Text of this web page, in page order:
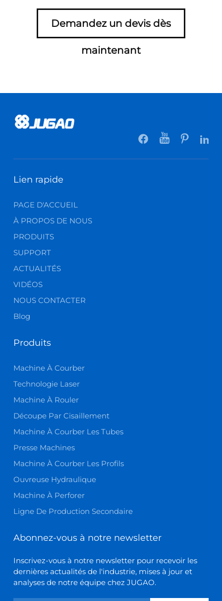
Demandez un devis dès
maintenant
Lien rapide
PAGE D'ACCUEIL
À PROPOS DE NOUS
PRODUITS
SUPPORT
ACTUALITÉS
VIDÉOS
NOUS CONTACTER
Blog
Produits
Machine À Courber
Technologie Laser
Machine À Rouler
Découpe Par Cisaillement
Machine À Courber Les Tubes
Presse Machines
Machine À Courber Les Profils
Ouvreuse Hydraulique
Machine À Perforer
Ligne De Production Secondaire
Abonnez-vous à notre newsletter
Inscrivez-vous à notre newsletter pour recevoir les
dernières actualités de l'industrie, mises à jour et
analyses de notre équipe chez JUGAO.